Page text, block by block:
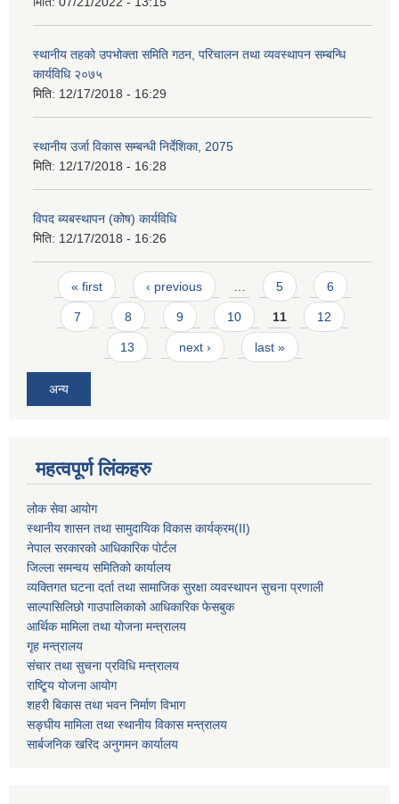
स्थानीय तहको उपभोक्ता समिति गठन, परिचालन तथा व्यवस्थापन सम्बन्धि
कार्यविधि २०७५
मिति: 12/17/2018 - 16:29
स्थानीय उर्जा विकास सम्बन्धी निर्देशिका, 2075
मिति: 12/17/2018 - 16:28
विपद ब्यबस्थापन (कोष) कार्यविधि
मिति: 12/17/2018 - 16:26
Pages
« first ‹ previous … 5 6
7 8 9 10 11 12
13 next › last »
अन्य
महत्वपूर्ण लिंकहरु
लोक सेवा आयोग
स्थानीय शासन तथा सामुदायिक विकास कार्यक्रम(II)
नेपाल सरकारको आधिकारिक पोर्टल
जिल्ला समन्वय समितिको कार्यालय
व्यक्तिगत घटना दर्ता तथा सामाजिक सुरक्षा व्यवस्थापन सुचना प्रणाली
साल्पासिलिछो गाउपालिकाको आधिकारिक फेसबुक
आर्थिक मामिला तथा योजना मन्त्रालय
गृह मन्त्रालय
संचार तथा सुचना प्रविधि मन्त्रालय
राष्टि्ृय योजना आयोग
शहरी बिकास तथा भवन निर्माण विभाग
सङ्घीय मामिला तथा स्थानीय विकास मन्त्रालय
सार्बजनिक खरिद अनुगमन कार्यालय